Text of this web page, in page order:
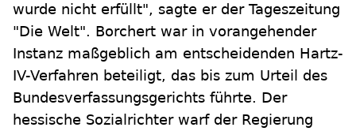
wurde nicht erfüllt", sagte er der Tageszeitung
"Die Welt". Borchert war in vorangehender
Instanz maßgeblich am entscheidenden Hartz-
IV-Verfahren beteiligt, das bis zum Urteil des
Bundesverfassungsgerichts führte. Der
hessische Sozialrichter warf der Regierung